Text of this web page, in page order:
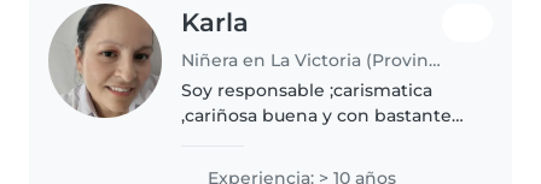
Karla
Niñera en La Victoria (Provincia de Chiclayo)
Soy responsable ;carismatica
,cariñosa buena y con bastante
Experiencia: > 10 años